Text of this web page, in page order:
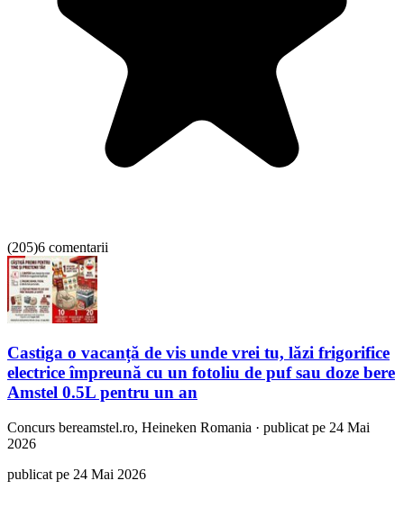
(205)6 comentarii
Castiga o vacanță de vis unde vrei tu, lăzi frigorifice
electrice împreună cu un fotoliu de puf sau doze bere
Amstel 0.5L pentru un an
Concurs bereamstel.ro, Heineken Romania · publicat pe 24 Mai
2026
publicat pe 24 Mai 2026